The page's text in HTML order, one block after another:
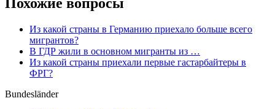
Похожие вопросы
Из какой страны в Германию приехало больше всего
мигрантов?
В ГДР жили в основном мигранты из …
Из какой страны приехали первые гастарбайтеры в
ФРГ?
Bundesländer